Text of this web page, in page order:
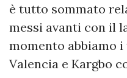
è tutto sommato
messi avanti con il
momento abbiamo
Valencia e Kargbo